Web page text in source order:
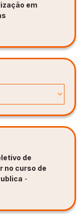
em
de
no curso de
-